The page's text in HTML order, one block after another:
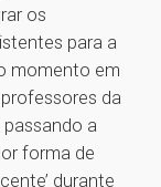
os
para a
momento em
da
passando a
forma de
durante